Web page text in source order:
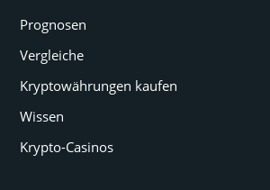
Prognosen
Vergleiche
Kryptowährungen kaufen
Wissen
Krypto-Casinos